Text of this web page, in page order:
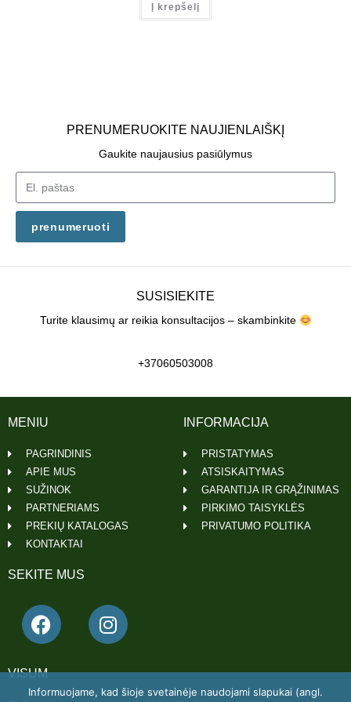
Į krepšelį
PRENUMERUOKITE NAUJIENLAIŠKĮ
Gaukite naujausius pasiūlymus
prenumeruoti
SUSISIEKITE
Turite klausimų ar reikia konsultacijos – skambinkite
+37060503008
VISUM
SEKITE MUS
INFORMACIJA
PRISTATYMAS
ATSISKAITYMAS
GARANTIJA IR GRĄŽINIMAS
PIRKIMO TAISYKLĖS
PRIVATUMO POLITIKA
MENIU
PAGRINDINIS
APIE MUS
SUŽINOK
PARTNERIAMS
PREKIŲ KATALOGAS
KONTAKTAI
Informuojame, kad šioje svetainėje naudojami slapukai (angl.